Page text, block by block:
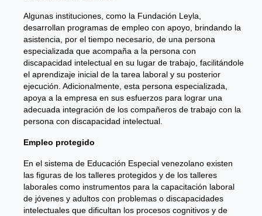
Algunas instituciones, como la Fundación Leyla,
desarrollan programas de empleo con apoyo, brindando la
asistencia, por el tiempo necesario, de una persona
especializada que acompaña a la persona con
discapacidad intelectual en su lugar de trabajo, facilitándole
el aprendizaje inicial de la tarea laboral y su posterior
ejecución. Adicionalmente, esta persona especializada,
apoya a la empresa en sus esfuerzos para lograr una
adecuada integración de los compañeros de trabajo con la
persona con discapacidad intelectual.
Empleo protegido
En el sistema de Educación Especial venezolano existen
las figuras de los talleres protegidos y de los talleres
laborales como instrumentos para la capacitación laboral
de jóvenes y adultos con problemas o discapacidades
intelectuales que dificultan los procesos cognitivos y de